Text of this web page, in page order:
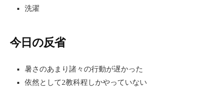
洗濯
今日の反省
暑さのあまり諸々の行動が遅かった
依然として2教科程しかやっていない